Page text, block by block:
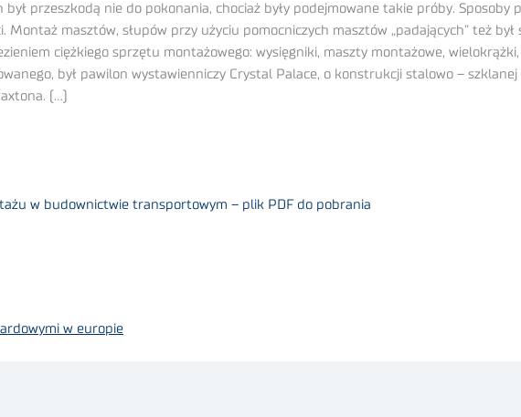
przeszkodą nie do pokonania, chociaż były podejmowane takie próby. Sposoby
masztów, słupów przy użyciu pomocniczych masztów „padających” też był
ciężkiego sprzętu montażowego: wysięgniki, maszty montażowe,
był pawilon wystawienniczy Crystal Palace, o konstrukcji stalowo – szklanej
(…)
w budownictwie transportowym – plik PDF do pobrania
w europie